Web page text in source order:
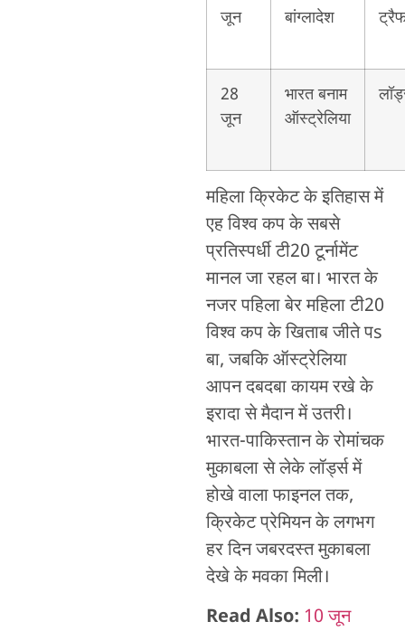
जून
बांग्लादेश
28
जून
भारत बनाम
ऑस्ट्रेलिया
महिला क्रिकेट के इतिहास में
एह विश्व कप के सबसे
प्रतिस्पर्धी टी20 टूर्नामेंट
मानल जा रहल बा। भारत के
नजर पहिला बेर महिला टी20
विश्व कप के खिताब जीते पs
बा, जबकि ऑस्ट्रेलिया
आपन दबदबा कायम रखे के
इरादा से मैदान में उतरी।
भारत-पाकिस्तान के रोमांचक
मुकाबला से लेके लॉर्ड्स में
होखे वाला फाइनल तक,
क्रिकेट प्रेमियन के लगभग
हर दिन जबरदस्त मुकाबला
देखे के मवका मिली।
Read Also: 10 जून